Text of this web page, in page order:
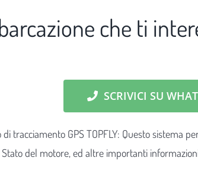
che ti
SCRIVICI SU
tracciamento GPS TOPFLY: Questo sistema
del motore, ed altre importanti